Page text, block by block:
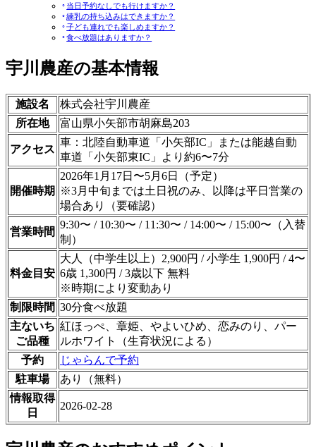
当日予約なしでも行けますか？
練乳の持ち込みはできますか？
子ども連れでも楽しめますか？
食べ放題はありますか？
宇川農産の基本情報
施設名
株式会社宇川農産
所在地
富山県小矢部市胡麻島203
アクセス
車：北陸自動車道「小矢部IC」または能越自動
車道「小矢部東IC」より約6〜7分
開催時期
2026年1月17日〜5月6日（予定）
※3月中旬までは土日祝のみ、以降は平日営業の
場合あり（要確認）
営業時間
9:30〜 / 10:30〜 / 11:30〜 / 14:00〜 / 15:00〜（入替
制）
料金目安
大人（中学生以上）2,900円 / 小学生 1,900円 / 4〜
6歳 1,300円 / 3歳以下 無料
※時期により変動あり
制限時間 30分食べ放題
主ないち
ご品種
紅ほっぺ、章姫、やよいひめ、恋みのり、パー
ルホワイト（生育状況による）
予約
じゃらんで予約
駐車場
あり（無料）
情報取得
日
2026-02-28